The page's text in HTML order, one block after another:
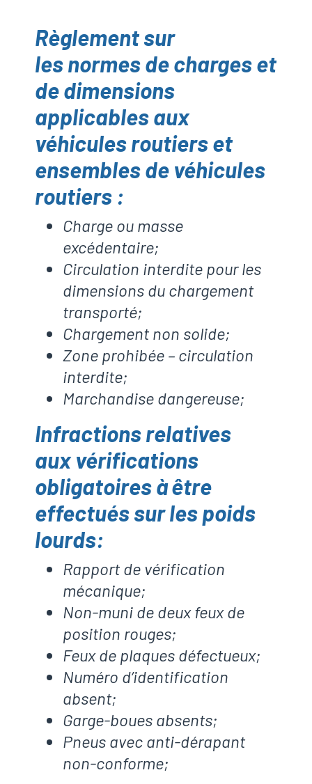
Règlement sur
les normes de charges et
de dimensions
applicables aux
véhicules routiers et
ensembles de véhicules
routiers :
Charge ou masse
excédentaire;
Circulation interdite pour les
dimensions du chargement
transporté;
Chargement non solide;
Zone prohibée – circulation
interdite;
Marchandise dangereuse;
Infractions relatives
aux vérifications
obligatoires à être
effectués sur les poids
lourds:
Rapport de vérification
mécanique;
Non-muni de deux feux de
position rouges;
Feux de plaques défectueux;
Numéro d’identification
absent;
Garge-boues absents;
Pneus avec anti-dérapant
non-conforme;